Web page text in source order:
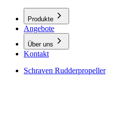
Produkte
Angebote
Über uns
Kontakt
Schraven Rudderpropeller